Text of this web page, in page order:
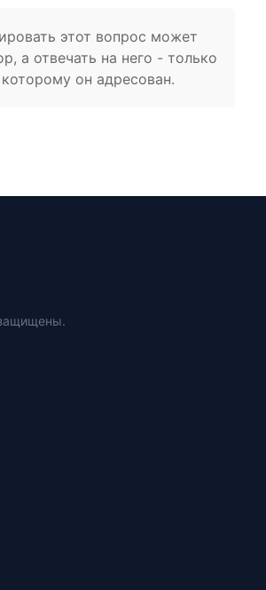
этот вопрос может
а отвечать на него - только
он адресован.